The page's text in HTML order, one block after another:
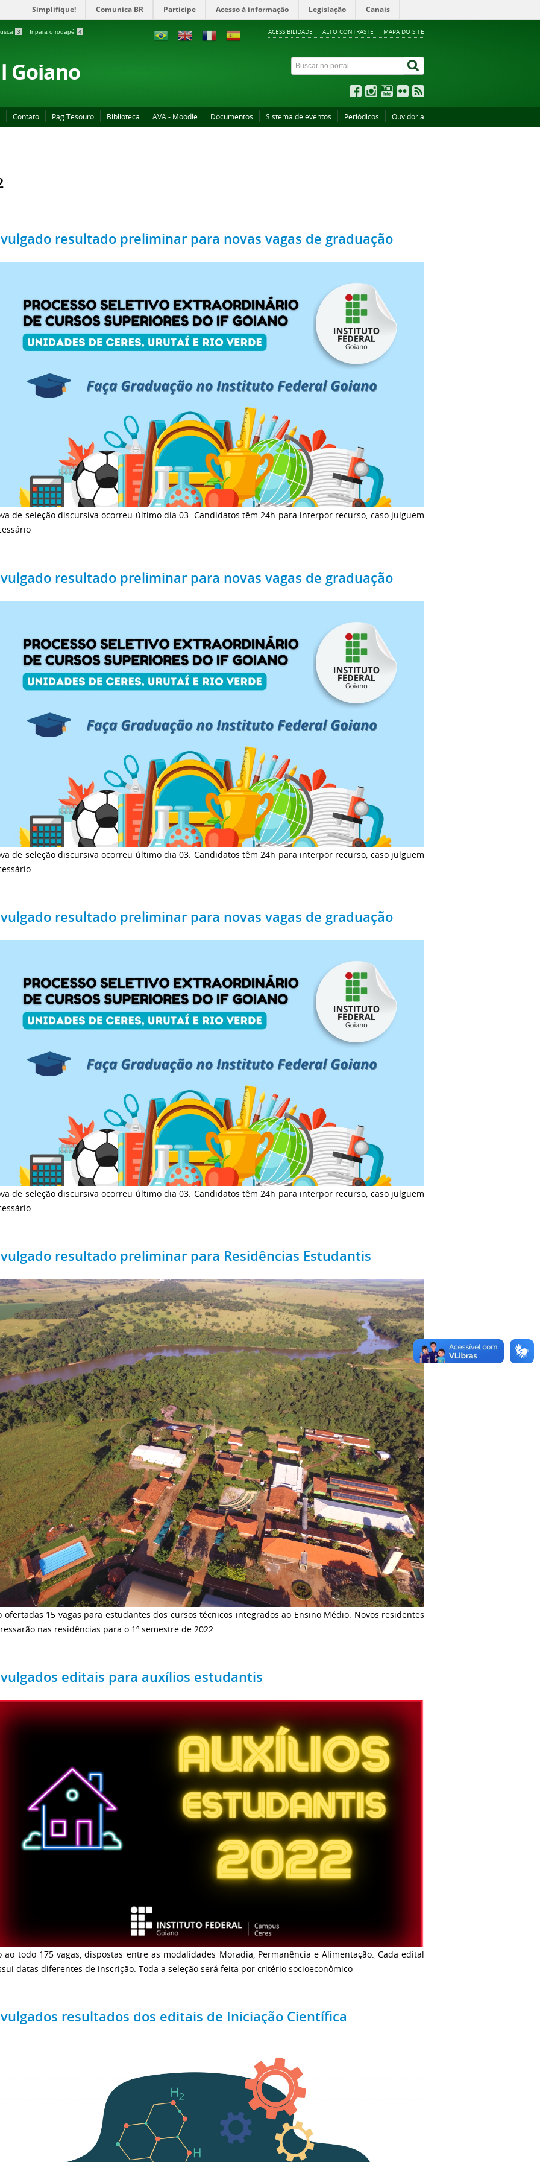
Simplifique! Comunica BR Participe Acesso à informação Legislação Canais
3 Ir para o rodapé 4 ACESSIBILIDADE ALTO CONTRASTE MAPA DO SITE
Goiano
Contato Pag Tesouro Biblioteca AVA - Moodle Documentos Sistema de eventos Periódicos Ouvidoria
resultado preliminar para novas vagas de graduação
de seleção discursiva ocorreu último dia 03. Candidatos têm 24h para interpor recurso, caso julguem
resultado preliminar para novas vagas de graduação
de seleção discursiva ocorreu último dia 03. Candidatos têm 24h para interpor recurso, caso julguem
resultado preliminar para novas vagas de graduação
de seleção discursiva ocorreu último dia 03. Candidatos têm 24h para interpor recurso, caso julguem
resultado preliminar para Residências Estudantis
ofertadas 15 vagas para estudantes dos cursos técnicos integrados ao Ensino Médio. Novos residentes
nas residências para o 1º semestre de 2022
editais para auxílios estudantis
ao todo 175 vagas, dispostas entre as modalidades Moradia, Permanência e Alimentação. Cada edital
datas diferentes de inscrição. Toda a seleção será feita por critério socioeconômico
resultados dos editais de Iniciação Científica